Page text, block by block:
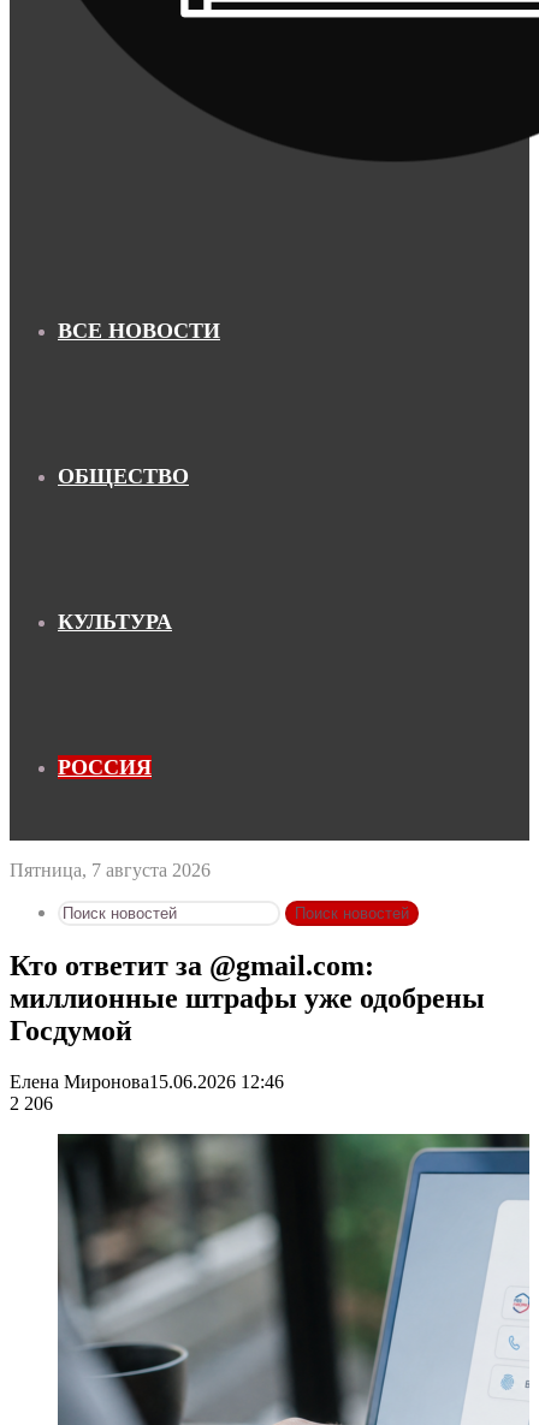
ВСЕ НОВОСТИ
ОБЩЕСТВО
КУЛЬТУРА
РОССИЯ
Пятница, 7 августа 2026
Поиск новостей
Кто ответит за @gmail.com:
миллионные штрафы уже одобрены
Госдумой
Елена Миронова15.06.2026 12:46
2 206